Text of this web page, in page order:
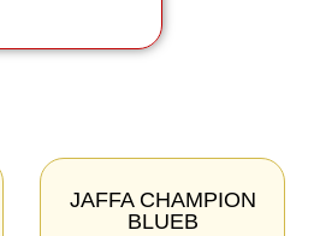
JAFFA CHAMPION
BLUEB